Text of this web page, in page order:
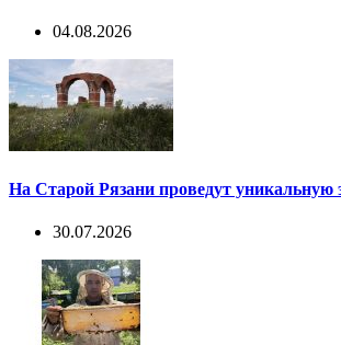
04.08.2026
На Старой Рязани проведут уникальную
30.07.2026